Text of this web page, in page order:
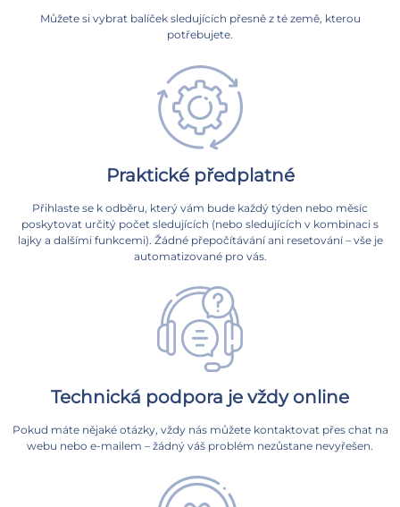
Můžete si vybrat balíček sledujících přesně z té země, kterou
potřebujete.
Praktické předplatné
Přihlaste se k odběru, který vám bude každý týden nebo měsíc
poskytovat určitý počet sledujících (nebo sledujících v kombinaci s
lajky a dalšími funkcemi). Žádné přepočítávání ani resetování – vše je
automatizované pro vás.
Technická podpora je vždy online
Pokud máte nějaké otázky, vždy nás můžete kontaktovat přes chat na
webu nebo e-mailem – žádný váš problém nezůstane nevyřešen.